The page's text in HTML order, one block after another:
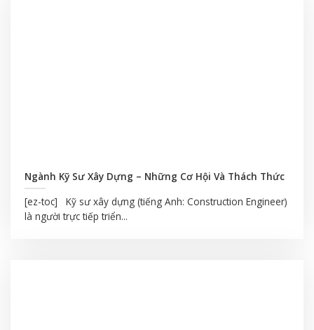
Ngành Kỹ Sư Xây Dựng – Những Cơ Hội Và Thách Thức
[ez-toc] Kỹ sư xây dựng (tiếng Anh: Construction Engineer)
là người trực tiếp triển...